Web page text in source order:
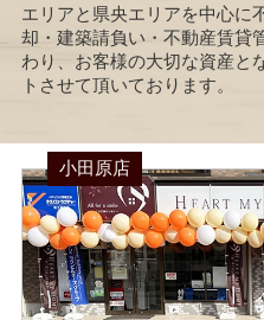
エリアと県央エリアを中心に
却・建築請負い・不動産賃貸
わり、お客様の大切な資産と
トさせて頂いております。
小田原店